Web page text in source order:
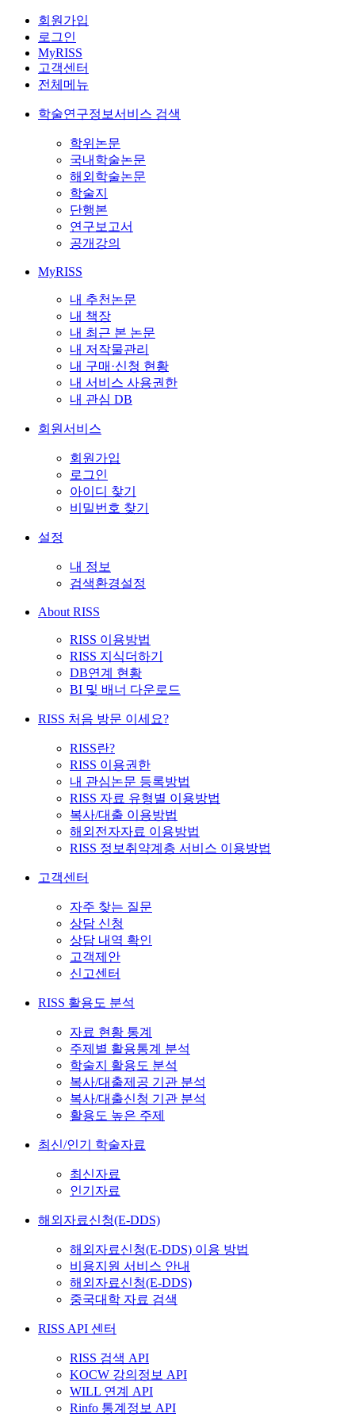
회원가입
로그인
MyRISS
고객센터
전체메뉴
학술연구정보서비스 검색
학위논문
국내학술논문
해외학술논문
학술지
단행본
연구보고서
공개강의
MyRISS
내 추천논문
내 책장
내 최근 본 논문
내 저작물관리
내 구매·신청 현황
내 서비스 사용권한
내 관심 DB
회원서비스
회원가입
로그인
아이디 찾기
비밀번호 찾기
설정
내 정보
검색환경설정
About RISS
RISS 이용방법
RISS 지식더하기
DB연계 현황
BI 및 배너 다운로드
RISS 처음 방문 이세요?
RISS란?
RISS 이용권한
내 관심논문 등록방법
RISS 자료 유형별 이용방법
복사/대출 이용방법
해외전자자료 이용방법
RISS 정보취약계층 서비스 이용방법
고객센터
자주 찾는 질문
상담 신청
상담 내역 확인
고객제안
신고센터
RISS 활용도 분석
자료 현황 통계
주제별 활용통계 분석
학술지 활용도 분석
복사/대출제공 기관 분석
복사/대출신청 기관 분석
활용도 높은 주제
최신/인기 학술자료
최신자료
인기자료
해외자료신청(E-DDS)
해외자료신청(E-DDS) 이용 방법
비용지원 서비스 안내
해외자료신청(E-DDS)
중국대학 자료 검색
RISS API 센터
RISS 검색 API
KOCW 강의정보 API
WILL 연계 API
Rinfo 통계정보 API